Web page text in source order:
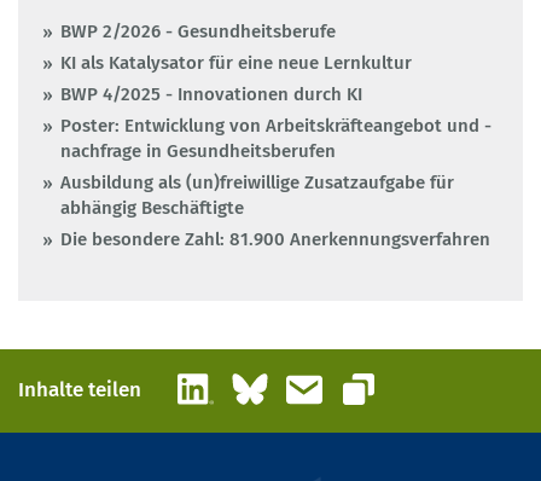
BWP 2/2026 - Gesundheitsberufe
KI als Katalysator für eine neue Lernkultur
BWP 4/2025 - Innovationen durch KI
Poster: Entwicklung von Arbeitskräfteangebot und -
nachfrage in Gesundheitsberufen
Ausbildung als (un)freiwillige Zusatzaufgabe für
abhängig Beschäftigte
Die besondere Zahl: 81.900 Anerkennungsverfahren
Inhalte teilen LinkedInBlueskyE-Mail
Link kopieren